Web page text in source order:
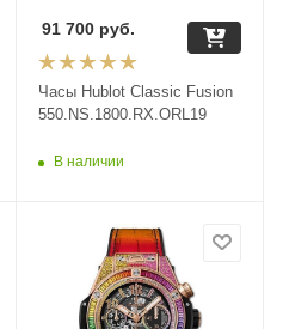
Часы Hublot Classic Fusion
550.NS.1800.RX.ORL19
В наличии
91 700руб.